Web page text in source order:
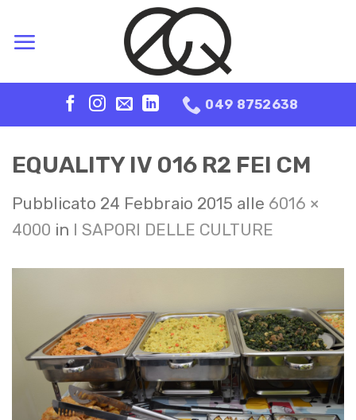
to
049 8752638
EQUALITY IV 016 R2 FEI CM
Pubblicato 24 Febbraio 2015 alle 6016 ×
4000 in I SAPORI DELLE CULTURE